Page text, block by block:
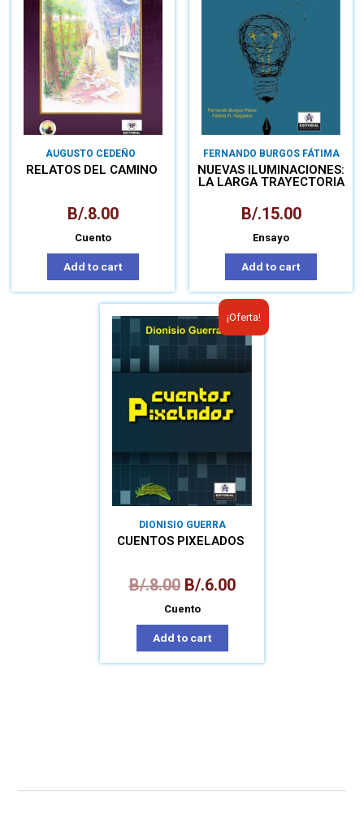
AUGUSTO CEDEÑO
RELATOS DEL CAMINO
B/.8.00
Cuento
Add to cart
FERNANDO BURGOS FÁTIMA
NOGUEIRA
NUEVAS ILUMINACIONES:
LA LARGA TRAYECTORIA
LEVI
B/.15.00
Ensayo
Add to cart
¡Oferta!
DIONISIO GUERRA
CUENTOS PIXELADOS
B/.8.00 B/.6.00
Cuento
Add to cart